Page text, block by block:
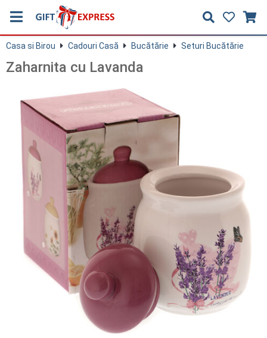
Casa si Birou Cadouri Casă Bucătărie Seturi Bucătărie
Zaharnita cu Lavanda